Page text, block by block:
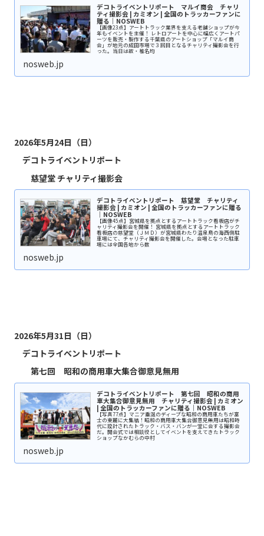
デコトライベントリポート マルイ商会 チャリ
ティ撮影会 | カミオン | 全国のトラッカーファンに
贈る｜NOSWEB
【画像23点】アートトラック業界を支える老舗ショップが今
年もイベントを主催！ レトロアートを中心に幅広くアートパ
ーツを販売・製作する千葉県のアートショップ「マルイ商
会」が地元の成田市場で３回目となるチャリティ撮影会を行
った。当日は故・椎名均
nosweb.jp
2026年5月24日（日）
デコトライベントリポート
慈望堂 チャリティ撮影会
デコトライベントリポート 慈望堂 チャリティ
撮影会 | カミオン | 全国のトラッカーファンに贈る
｜NOSWEB
【画像45点】宮城県を拠点とするアートトラック看板店がチ
ャリティ撮影会を開催！ 宮城県を拠点とするアートトラック
看板店の慈望堂（ＪＭＤ）が宮城県わたり温泉鳥の海西側駐
車場にて、チャリティ撮影会を開催した。会場となった駐車
場には全国各地から数
nosweb.jp
2026年5月31日（日）
デコトライベントリポート
第七回 昭和の商用車大集合御意見無用
デコトライベントリポート 第七回 昭和の商用
車大集合御意見無用 チャリティ撮影会 | カミオン
| 全国のトラッカーファンに贈る｜NOSWEB
【写真77点】マニア垂涎のディープな昭和の商用車たちが富
士の東麓に大集結！昭和の商用車大集合御意見無用は昭和時
代に設計されたトラック・バス・バンが一堂に会する撮影会
だ。開会式では相談役としてイベントを支えてきたトラック
ショップなかむらの中村
nosweb.jp